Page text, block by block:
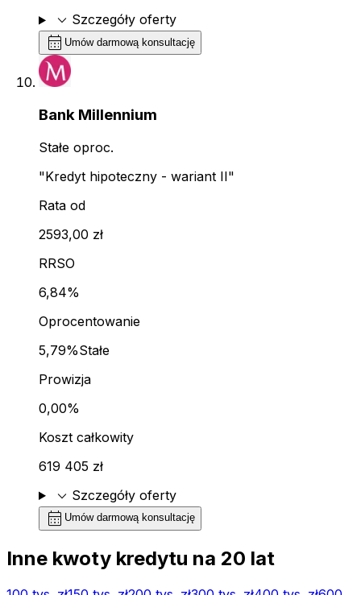
expand_more Szczegóły oferty
calendar_month Umów darmową konsultację
Bank Millennium
Stałe oproc.
"Kredyt hipoteczny - wariant II"
Rata od
2593,00 zł
RRSO
6,84%
Oprocentowanie
5,79%Stałe
Prowizja
0,00%
Koszt całkowity
619 405 zł
expand_more Szczegóły oferty
calendar_month Umów darmową konsultację
Inne kwoty kredytu na 20 lat